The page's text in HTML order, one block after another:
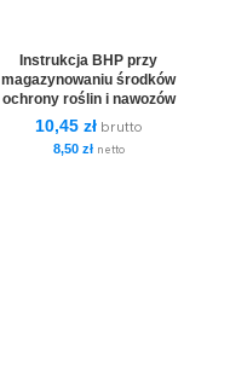
Instrukcja BHP przy
magazynowaniu środków
ochrony roślin i nawozów
10,45 zł brutto
8,50 złnetto